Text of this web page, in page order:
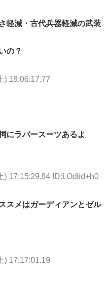
軽減・古代兵器軽減の武装
の？
) 18:06:17.77
にラバースーツあるよ
) 17:15:29.84 ID:LOdlid+h0
スメはガーディアンとゼル
) 17:17:01.19